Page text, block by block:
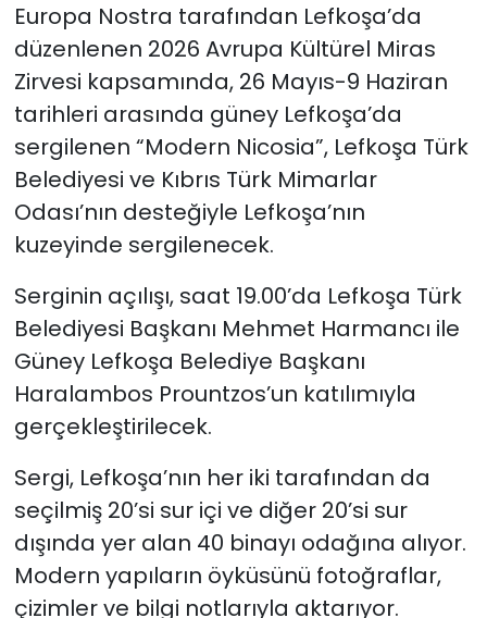
Europa Nostra tarafından Lefkoşa’da
düzenlenen 2026 Avrupa Kültürel Miras
Zirvesi kapsamında, 26 Mayıs-9 Haziran
tarihleri arasında güney Lefkoşa’da
sergilenen “Modern Nicosia”, Lefkoşa Türk
Belediyesi ve Kıbrıs Türk Mimarlar
Odası’nın desteğiyle Lefkoşa’nın
kuzeyinde sergilenecek.
Serginin açılışı, saat 19.00’da Lefkoşa Türk
Belediyesi Başkanı Mehmet Harmancı ile
Güney Lefkoşa Belediye Başkanı
Haralambos Prountzos’un katılımıyla
gerçekleştirilecek.
Sergi, Lefkoşa’nın her iki tarafından da
seçilmiş 20’si sur içi ve diğer 20’si sur
dışında yer alan 40 binayı odağına alıyor.
Modern yapıların öyküsünü fotoğraflar,
çizimler ve bilgi notlarıyla aktarıyor.
Teknoloji
TÜRKiYE
Video Galeri
YAŞAM
Yazarlar